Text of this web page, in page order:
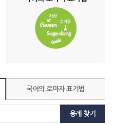
국어의 로마자 표기법
용례 찾기